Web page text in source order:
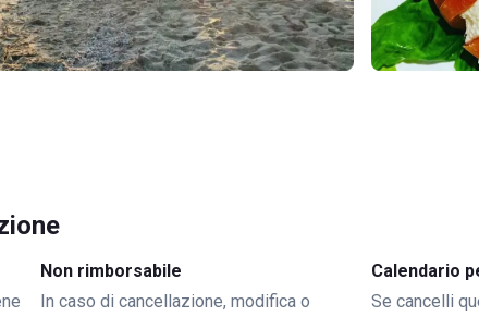
Non rimborsabile
In caso di cancellazione, modifica o
Calendario
Se cancelli